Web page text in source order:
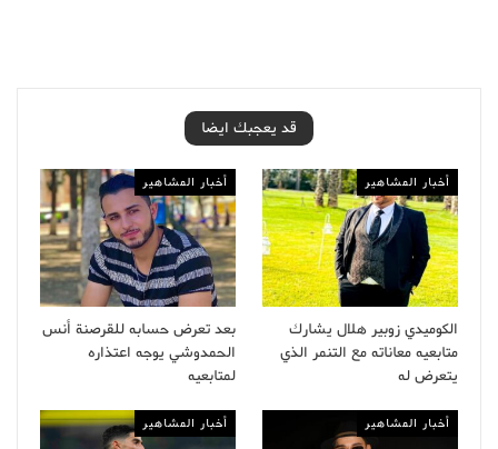
قد يعجبك ايضا
أخبار المشاهير
الكوميدي زوبير هلال يشارك
متابعيه معاناته مع التنمر الذي
يتعرض له
أخبار المشاهير
بعد تعرض حسابه للقرصنة أنس
الحمدوشي يوجه اعتذاره
لمتابعيه
أخبار المشاهير أخبار المشاهير